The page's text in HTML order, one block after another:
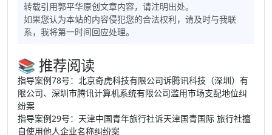
转载引用郭平华原创文章内容，请注明出处。
如果您认为本站的内容侵犯您的合法权利，请及时与我联
系，我将第一时间回应处理。
📚 推荐阅读
指导案例78号：北京奇虎科技有限公司诉腾讯科技（深圳）有
限公司、深圳市腾讯计算机系统有限公司滥用市场支配地位纠
纷案
指导案例29号：天津中国青年旅行社诉天津国青国际 旅行社擅
自使用他人企业名称纠纷案